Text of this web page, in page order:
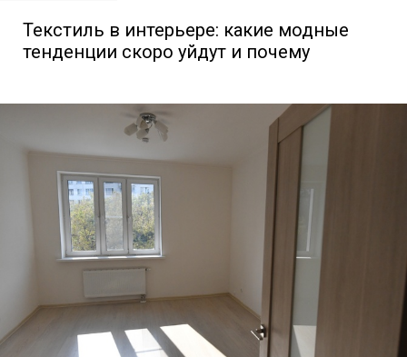
Текстиль в интерьере: какие модные
тенденции скоро уйдут и почему